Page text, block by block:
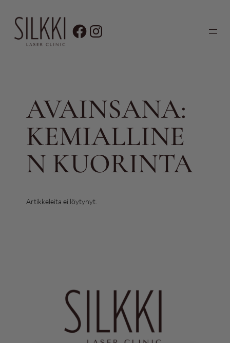
sisältöön
AVAINSANA:
KEMIALLINE
N KUORINTA
Artikkeleita ei löytynyt.